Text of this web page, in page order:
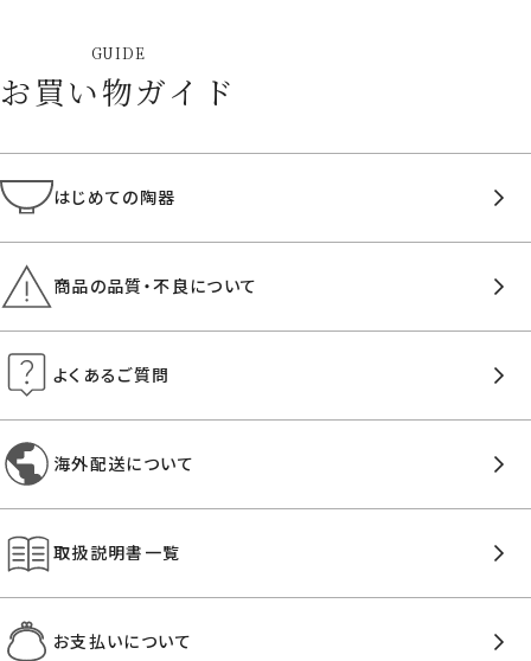
GUIDE
お買い物ガイド
はじめての陶器
商品の品質・不良について
よくあるご質問
海外配送について
取扱説明書一覧
お支払いについて